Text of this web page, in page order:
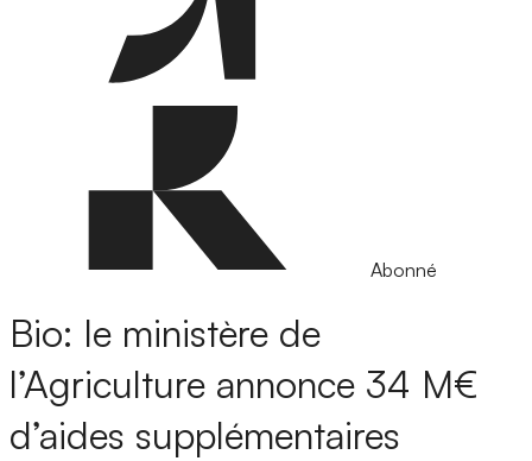
Abonné
Bio: le ministère de
l’Agriculture annonce 34 M€
d’aides supplémentaires